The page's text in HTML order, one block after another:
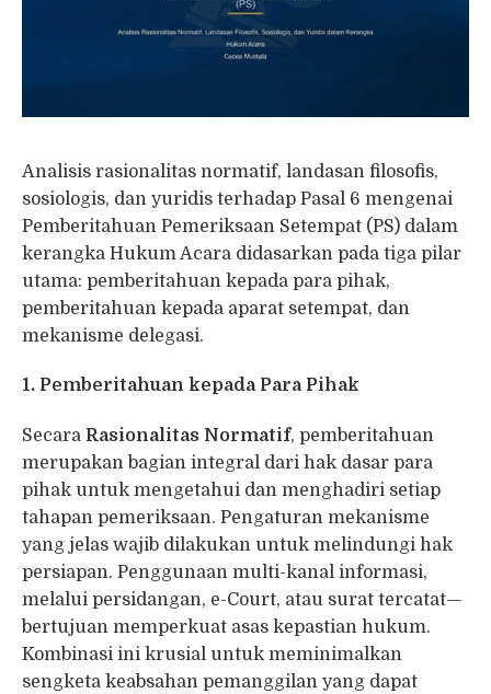
Analisis rasionalitas normatif, landasan filosofis,
sosiologis, dan yuridis terhadap Pasal 6 mengenai
Pemberitahuan Pemeriksaan Setempat (PS) dalam
kerangka Hukum Acara didasarkan pada tiga pilar
utama: pemberitahuan kepada para pihak,
pemberitahuan kepada aparat setempat, dan
mekanisme delegasi.
1. Pemberitahuan kepada Para Pihak
Secara Rasionalitas Normatif, pemberitahuan
merupakan bagian integral dari hak dasar para
pihak untuk mengetahui dan menghadiri setiap
tahapan pemeriksaan. Pengaturan mekanisme
yang jelas wajib dilakukan untuk melindungi hak
persiapan. Penggunaan multi-kanal informasi,
melalui persidangan, e-Court, atau surat tercatat—
bertujuan memperkuat asas kepastian hukum.
Kombinasi ini krusial untuk meminimalkan
sengketa keabsahan pemanggilan yang dapat